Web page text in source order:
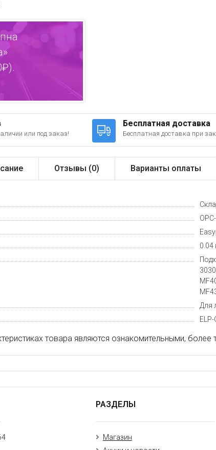
или под заказ!
Бесплатная доставка
Бесплатная доставка при
Отзывы (0) Варианты оплаты
0.04
Для
товара являются ознакомительными,
РАЗДЕЛЫ
Магазин